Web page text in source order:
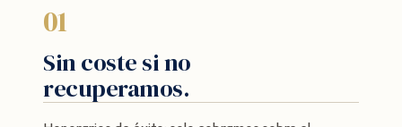
01
Sin coste si no
recuperamos.